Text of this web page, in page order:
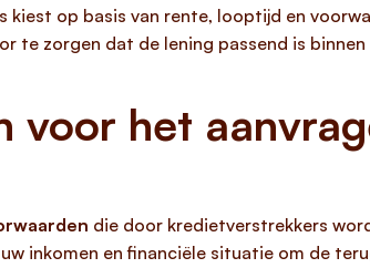
op basis van rente, looptijd en
te zorgen dat de lening passend is
het
die door kredietverstrekkers
inkomen en financiële situatie om de